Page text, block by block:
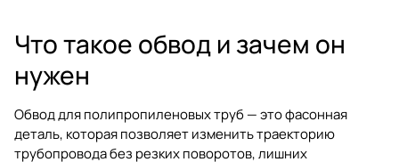
Что такое обвод и зачем он
нужен
Обвод для полипропиленовых труб — это фасонная
деталь, которая позволяет изменить траекторию
трубопровода без резких поворотов, лишних